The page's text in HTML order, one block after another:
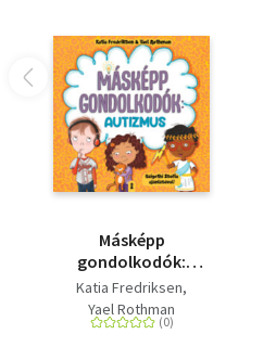
Másképp
gondolkodók:
Autizmus
Katia Fredriksen
Yael Rothman